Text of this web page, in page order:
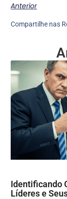
Anterior
Compartilhe nas
Identificando
Líderes e